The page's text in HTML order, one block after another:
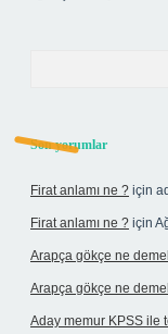
Son yorumlar
Firat anlamı ne ? için
Firat anlamı ne ? için
Arapça gökçe ne
Arapça gökçe ne
Aday memur KPSS ile